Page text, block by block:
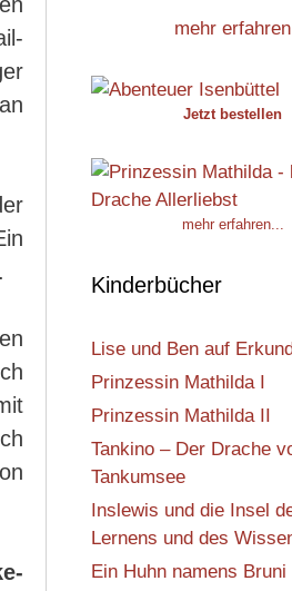
mehr erfahren
Jetzt bestellen
mehr erfahren...
Kinderbücher
Lise und Ben auf
Prinzessin Mathilda I
Prinzessin Mathilda II
Tankino – Der Drache
Tankumsee
Inslewis und die Insel
Lernens und des
Ein Huhn namens Bruni